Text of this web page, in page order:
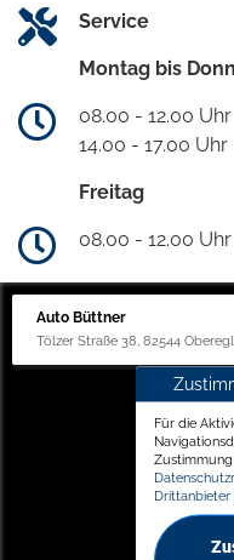
Service
Montag bis
08.00 - 12.00 Uhr
14.00 - 17.00 Uhr
Freitag
08.00 - 12.00 Uhr
Auto Büttner
Tölzer Straße 38, 82544
Für die
Drittanbieter